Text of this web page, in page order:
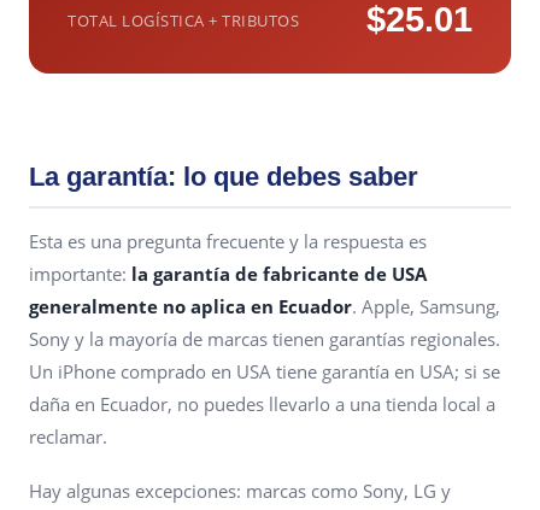
TOTAL LOGÍSTICA + TRIBUTOS $25.01
La garantía: lo que debes saber
Esta es una pregunta frecuente y la respuesta es
importante: la garantía de fabricante de USA
generalmente no aplica en Ecuador. Apple, Samsung,
Sony y la mayoría de marcas tienen garantías regionales.
Un iPhone comprado en USA tiene garantía en USA; si se
daña en Ecuador, no puedes llevarlo a una tienda local a
reclamar.
Hay algunas excepciones: marcas como Sony, LG y